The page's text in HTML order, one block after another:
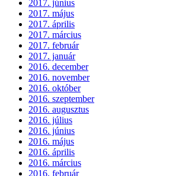
2017. június
2017. május
2017. április
2017. március
2017. február
2017. január
2016. december
2016. november
2016. október
2016. szeptember
2016. augusztus
2016. július
2016. június
2016. május
2016. április
2016. március
2016. február